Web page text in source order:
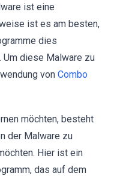
ist eine
ist es am besten,
dies
diese Malware zu
von Combo
möchten, besteht
der Malware zu
Hier ist ein
das auf dem